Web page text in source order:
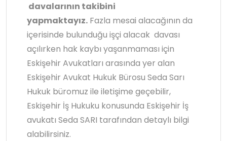
davalarının takibini
yapmaktayız. Fazla mesai alacağının da
içerisinde bulunduğu işçi alacak davası
açılırken hak kaybı yaşanmaması için
Eskişehir Avukatları arasında yer alan
Eskişehir Avukat Hukuk Bürosu Seda Sarı
Hukuk büromuz ile iletişime geçebilir,
Eskişehir İş Hukuku konusunda Eskişehir İş
avukatı Seda SARI tarafından detaylı bilgi
alabilirsiniz.